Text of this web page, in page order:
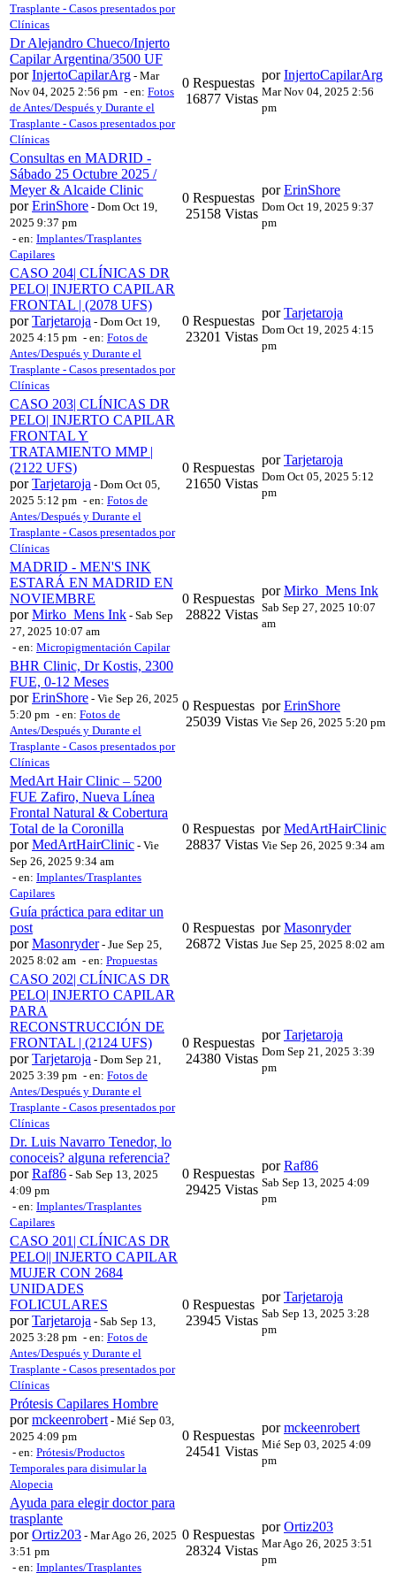
Trasplante - Casos presentados por
Clínicas
Dr Alejandro Chueco/Injerto
Capilar Argentina/3500 UF
porInjertoCapilarArg - Mar
Nov 04, 2025 2:56 pm - en: Fotos
de Antes/Después y Durante el
Trasplante - Casos presentados por
Clínicas
0 Respuestas
16877 Vistas
porInjertoCapilarArg
Mar Nov 04, 2025 2:56
pm
Consultas en MADRID -
Sábado 25 Octubre 2025 /
Meyer & Alcaide Clinic
porErinShore - Dom Oct 19,
2025 9:37 pm
- en: Implantes/Trasplantes
Capilares
0 Respuestas
25158 Vistas
porErinShore
Dom Oct 19, 2025 9:37
pm
CASO 204| CLÍNICAS DR
PELO| INJERTO CAPILAR
FRONTAL | (2078 UFS)
porTarjetaroja - Dom Oct 19,
2025 4:15 pm - en: Fotos de
Antes/Después y Durante el
Trasplante - Casos presentados por
Clínicas
0 Respuestas
23201 Vistas
porTarjetaroja
Dom Oct 19, 2025 4:15
pm
CASO 203| CLÍNICAS DR
PELO| INJERTO CAPILAR
FRONTAL Y
TRATAMIENTO MMP |
(2122 UFS)
porTarjetaroja - Dom Oct 05,
2025 5:12 pm - en: Fotos de
Antes/Después y Durante el
Trasplante - Casos presentados por
Clínicas
0 Respuestas
21650 Vistas
porTarjetaroja
Dom Oct 05, 2025 5:12
pm
MADRID - MEN'S INK
ESTARÁ EN MADRID EN
NOVIEMBRE
porMirko_Mens Ink - Sab Sep
27, 2025 10:07 am
- en: Micropigmentación Capilar
0 Respuestas
28822 Vistas
porMirko_Mens Ink
Sab Sep 27, 2025 10:07
am
BHR Clinic, Dr Kostis, 2300
FUE, 0-12 Meses
porErinShore - Vie Sep 26, 2025
5:20 pm - en: Fotos de
Antes/Después y Durante el
Trasplante - Casos presentados por
Clínicas
0 Respuestas
25039 Vistas
porErinShore
Vie Sep 26, 2025 5:20 pm
MedArt Hair Clinic – 5200
FUE Zafiro, Nueva Línea
Frontal Natural & Cobertura
Total de la Coronilla
porMedArtHairClinic - Vie
Sep 26, 2025 9:34 am
- en: Implantes/Trasplantes
Capilares
0 Respuestas
28837 Vistas
porMedArtHairClinic
Vie Sep 26, 2025 9:34 am
Guía práctica para editar un
post
porMasonryder- Jue Sep 25,
2025 8:02 am - en: Propuestas
0 Respuestas
26872 Vistas
porMasonryder
Jue Sep 25, 2025 8:02 am
CASO 202| CLÍNICAS DR
PELO| INJERTO CAPILAR
PARA
RECONSTRUCCIÓN DE
FRONTAL | (2124 UFS)
porTarjetaroja - Dom Sep 21,
2025 3:39 pm - en: Fotos de
Antes/Después y Durante el
Trasplante - Casos presentados por
Clínicas
0 Respuestas
24380 Vistas
porTarjetaroja
Dom Sep 21, 2025 3:39
pm
Dr. Luis Navarro Tenedor, lo
conoceis? alguna referencia?
porRaf86 - Sab Sep 13, 2025
4:09 pm
- en: Implantes/Trasplantes
Capilares
0 Respuestas
29425 Vistas
porRaf86
Sab Sep 13, 2025 4:09
pm
CASO 201| CLÍNICAS DR
PELO|| INJERTO CAPILAR
MUJER CON 2684
UNIDADES
FOLICULARES
porTarjetaroja - Sab Sep 13,
2025 3:28 pm - en: Fotos de
Antes/Después y Durante el
Trasplante - Casos presentados por
Clínicas
0 Respuestas
23945 Vistas
porTarjetaroja
Sab Sep 13, 2025 3:28
pm
Prótesis Capilares Hombre
pormckeenrobert - Mié Sep 03,
2025 4:09 pm
- en: Prótesis/Productos
Temporales para disimular la
Alopecia
0 Respuestas
24541 Vistas
pormckeenrobert
Mié Sep 03, 2025 4:09
pm
Ayuda para elegir doctor para
trasplante
porOrtiz203 - Mar Ago 26, 2025
3:51 pm
- en: Implantes/Trasplantes
0 Respuestas
28324 Vistas
porOrtiz203
Mar Ago 26, 2025 3:51
pm